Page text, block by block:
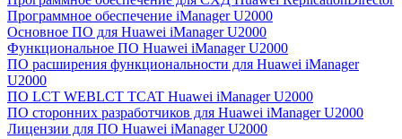
Программное обеспечение iManager U2000
Основное ПО для Huawei iManager U2000
Функциональное ПО Huawei iManager U2000
ПО расширения функциональности для Huawei iManager
U2000
ПО LCT WEBLCT TCAT Huawei iManager U2000
ПО сторонних разработчиков для Huawei iManager U2000
Лицензии для ПО Huawei iManager U2000